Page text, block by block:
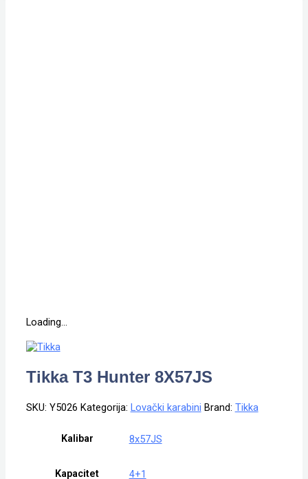
Loading...
Tikka T3 Hunter 8X57JS
SKU: Y5026 Kategorija: Lovački karabini Brand: Tikka
Kalibar 8x57JS
Kapacitet 4+1